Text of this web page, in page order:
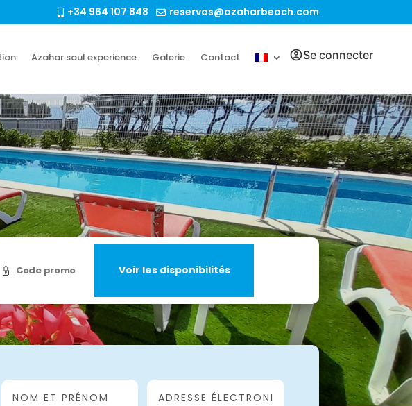
+34 964 107 848  reservas@azaharbeach.com
Azahar soul experience Galerie Contact Se connecter
Voir les disponibilités